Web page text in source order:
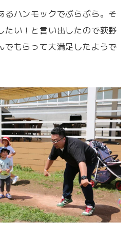
るハンモックでぶらぶら。そ
たい！と言い出したので荻野
でもらって大満足したようで